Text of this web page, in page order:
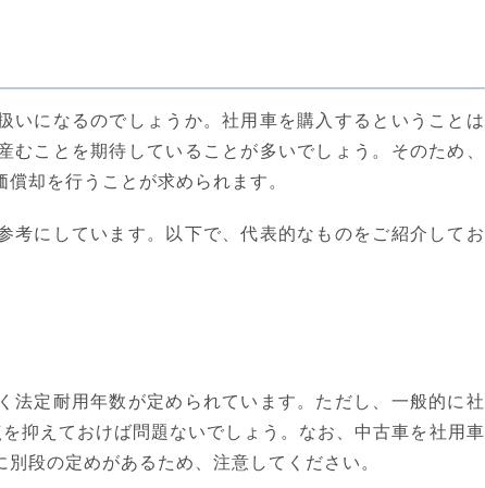
いになるのでしょうか。社用車を購入するということは
ことを期待していることが多いでしょう。そのため、
却を行うことが求められます。
考にしています。以下で、代表的なものをご紹介してお
法定耐用年数が定められています。ただし、一般的に社
抑えておけば問題ないでしょう。なお、中古車を社用車
段の定めがあるため、注意してください。